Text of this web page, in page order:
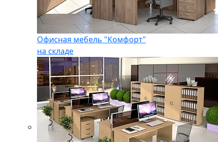
Офисная мебель "Комфорт"
на складе